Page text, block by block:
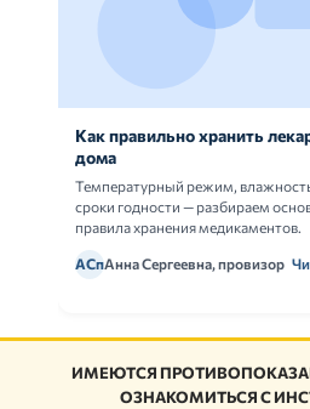
Как правильно хранить
дома
Температурный режим,
сроки годности — разбираем
правила хранения медикаментов.
АСпАнна Сергеевна, провизор
ИМЕЮТСЯ
ОЗНАКОМИТЬСЯ С